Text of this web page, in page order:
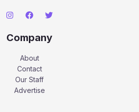
Company
About
Contact
Our Staff
Advertise